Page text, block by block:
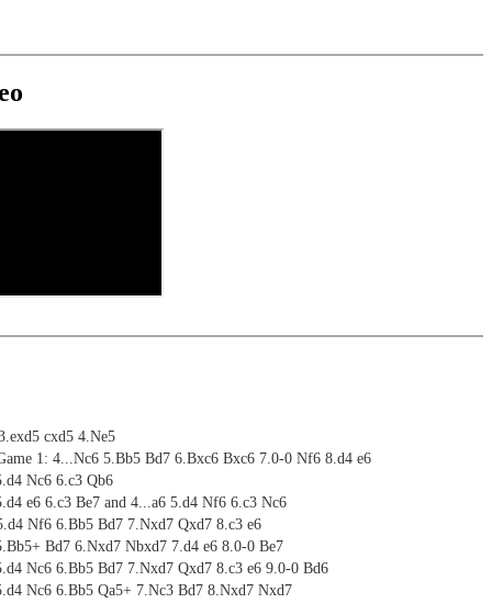
cxd5 4.Ne5
1: 4...Nc6 5.Bb5 Bd7 6.Bxc6 Bxc6 7.0-0 Nf6 8.d4 e6
Nc6 6.c3 Qb6
e6 6.c3 Be7 and 4...a6 5.d4 Nf6 6.c3 Nc6
Nf6 6.Bb5 Bd7 7.Nxd7 Qxd7 8.c3 e6
Bd7 6.Nxd7 Nbxd7 7.d4 e6 8.0-0 Be7
Nc6 6.Bb5 Bd7 7.Nxd7 Qxd7 8.c3 e6 9.0-0 Bd6
Nc6 6.Bb5 Qa5+ 7.Nc3 Bd7 8.Nxd7 Nxd7